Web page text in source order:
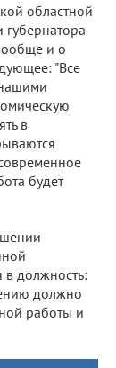
областной
и о
"Все
в
будет
в должность:
должно
работы и